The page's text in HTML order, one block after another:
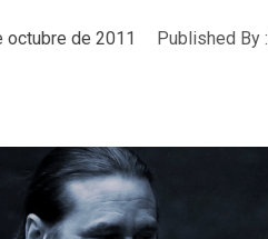
octubre de 2011 Published By :